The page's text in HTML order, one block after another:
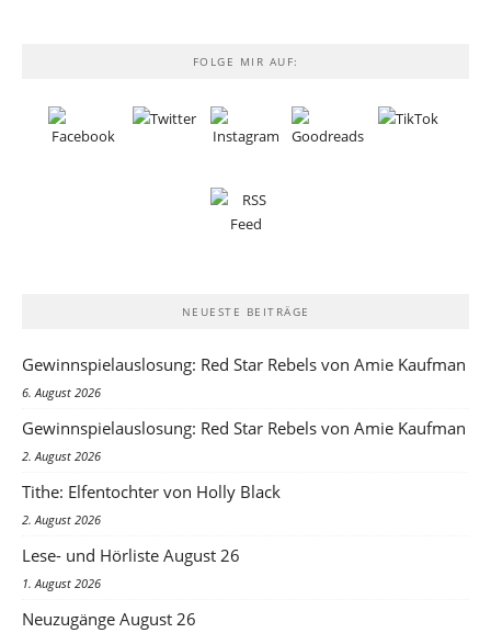
FOLGE MIR AUF:
NEUESTE BEITRÄGE
Gewinnspielauslosung: Red Star Rebels von Amie Kaufman
6. August 2026
Gewinnspielauslosung: Red Star Rebels von Amie Kaufman
2. August 2026
Tithe: Elfentochter von Holly Black
2. August 2026
Lese- und Hörliste August 26
1. August 2026
Neuzugänge August 26